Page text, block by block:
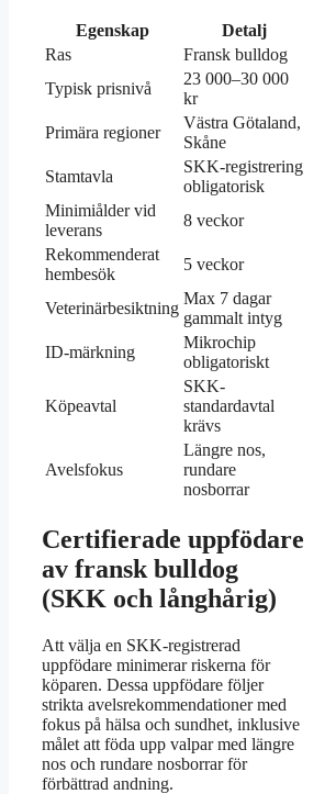
Egenskap
Detalj
Ras
Fransk bulldog
Typisk prisnivå
23 000–30 000
kr
Primära regioner
Västra Götaland,
Skåne
Stamtavla
SKK-registrering
obligatorisk
Minimiålder vid
leverans
8 veckor
Rekommenderat
hembesök
5 veckor
Veterinärbesiktning
Max 7 dagar
gammalt intyg
ID-märkning
Mikrochip
obligatoriskt
Köpeavtal
SKK-
standardavtal
krävs
Avelsfokus
Längre nos,
rundare
nosborrar
Certifierade uppfödare
av fransk bulldog
(SKK och långhårig)
Att välja en SKK-registrerad
uppfödare minimerar riskerna för
köparen. Dessa uppfödare följer
strikta avelsrekommendationer med
fokus på hälsa och sundhet, inklusive
målet att föda upp valpar med längre
nos och rundare nosborrar för
förbättrad andning.